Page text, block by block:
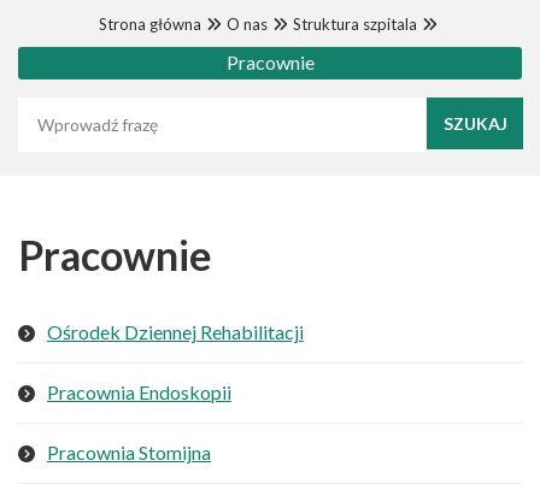
Strona główna O nas Struktura szpitala
Pracownie
Pracownie
Ośrodek Dziennej Rehabilitacji
Pracownia Endoskopii
Pracownia Stomijna